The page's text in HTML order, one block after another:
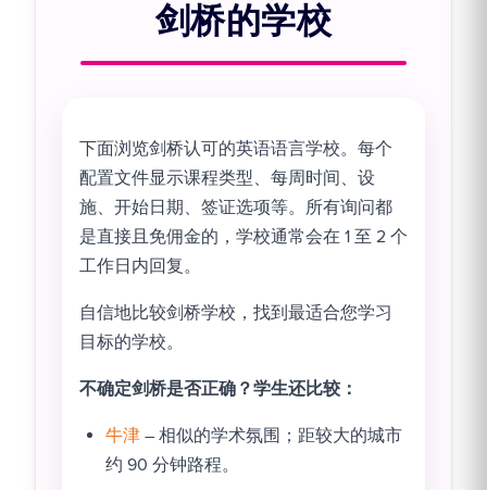
剑桥的学校
下面浏览剑桥认可的英语语言学校。每个
配置文件显示课程类型、每周时间、设
施、开始日期、签证选项等。所有询问都
是直接且免佣金的，学校通常会在 1 至 2 个
工作日内回复。
自信地比较剑桥学校，找到最适合您学习
目标的学校。
不确定剑桥是否正确？学生还比较：
牛津 – 相似的学术氛围；距较大的城市
约 90 分钟路程。